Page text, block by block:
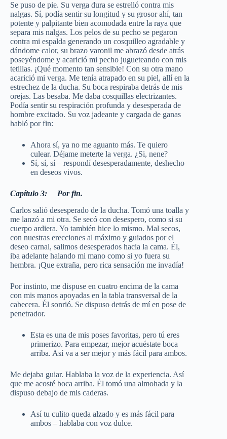
Se puso de pie. Su verga dura se estrelló contra mis
nalgas. Sí, podía sentir su longitud y su grosor ahí, tan
potente y palpitante bien acomodada entre la raya que
separa mis nalgas. Los pelos de su pecho se pegaron
contra mi espalda generando un cosquilleo agradable y
dándome calor, su brazo varonil me abrazó desde atrás
poseyéndome y acarició mi pecho jugueteando con mis
tetillas. ¡Qué momento tan sensible! Con su otra mano
acarició mi verga. Me tenía atrapado en su piel, allí en la
estrechez de la ducha. Su boca respiraba detrás de mis
orejas. Las besaba. Me daba cosquillas electrizantes.
Podía sentir su respiración profunda y desesperada de
hombre excitado. Su voz jadeante y cargada de ganas
habló por fin:
Ahora sí, ya no me aguanto más. Te quiero
culear. Déjame meterte la verga. ¿Si, nene?
Sí, sí, sí – respondí desesperadamente, deshecho
en deseos vivos.
Capítulo 3: Por fin.
Carlos salió desesperado de la ducha. Tomó una toalla y
me lanzó a mi otra. Se secó con desespero, como si su
cuerpo ardiera. Yo también hice lo mismo. Mal secos,
con nuestras erecciones al máximo y guiados por el
deseo carnal, salimos desesperados hacia la cama. Él,
iba adelante halando mi mano como si yo fuera su
hembra. ¡Que extraña, pero rica sensación me invadía!
Por instinto, me dispuse en cuatro encima de la cama
con mis manos apoyadas en la tabla transversal de la
cabecera. Él sonrió. Se dispuso detrás de mí en pose de
penetrador.
Esta es una de mis poses favoritas, pero tú eres
primerizo. Para empezar, mejor acuéstate boca
arriba. Así va a ser mejor y más fácil para ambos.
Me dejaba guiar. Hablaba la voz de la experiencia. Así
que me acosté boca arriba. Él tomó una almohada y la
dispuso debajo de mis caderas.
Así tu culito queda alzado y es más fácil para
ambos – hablaba con voz dulce.